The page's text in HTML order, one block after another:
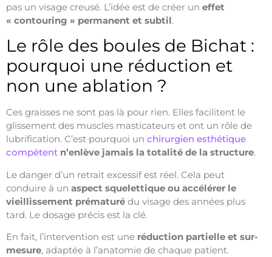
pas un visage creusé. L’idée est de créer un effet
« contouring » permanent et subtil.
Le rôle des boules de Bichat :
pourquoi une réduction et
non une ablation ?
Ces graisses ne sont pas là pour rien. Elles facilitent le
glissement des muscles masticateurs et ont un rôle de
lubrification. C’est pourquoi un chirurgien esthétique
compétent n’enlève jamais la totalité de la structure.
Le danger d’un retrait excessif est réel. Cela peut
conduire à un aspect squelettique ou accélérer le
vieillissement prématuré du visage des années plus
tard. Le dosage précis est la clé.
En fait, l’intervention est une réduction partielle et sur-
mesure, adaptée à l’anatomie de chaque patient.